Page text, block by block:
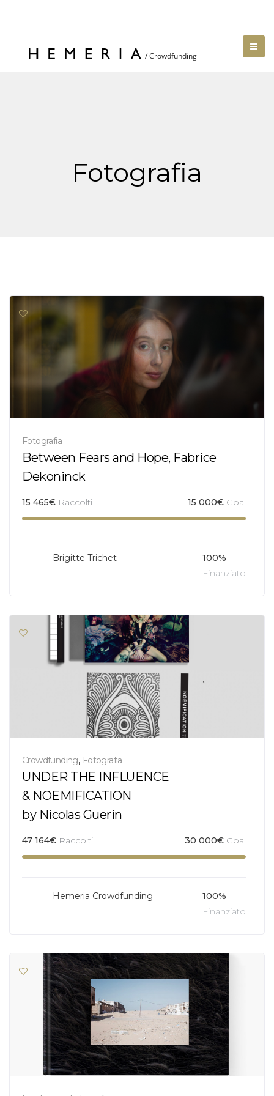
Fotografia
Fotografia
Between Fears and Hope, Fabrice
Dekoninck
15 465€ Raccolti 15 000€ Goal
Brigitte Trichet
100%
Finanziato
Crowdfunding, Fotografia
UNDER THE INFLUENCE
& NOEMIFICATION
by Nicolas Guerin
47 164€ Raccolti 30 000€ Goal
Hemeria Crowdfunding
100%
Finanziato